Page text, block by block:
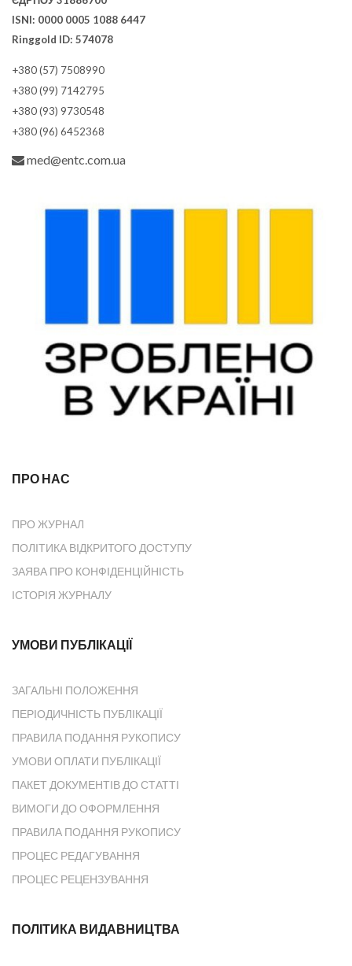
ISNI: 0000 0005 1088 6447
Ringgold ID: 574078
+380 (57) 7508990
+380 (99) 7142795
+380 (93) 9730548
+380 (96) 6452368
med@entc.com.ua
ПРО НАС
ПРО ЖУРНАЛ
ПОЛІТИКА ВІДКРИТОГО ДОСТУПУ
ЗАЯВА ПРО КОНФІДЕНЦІЙНІСТЬ
ІСТОРІЯ ЖУРНАЛУ
УМОВИ ПУБЛІКАЦІЇ
ЗАГАЛЬНІ ПОЛОЖЕННЯ
ПЕРІОДИЧНІСТЬ ПУБЛІКАЦІЇ
ПРАВИЛА ПОДАННЯ РУКОПИСУ
УМОВИ ОПЛАТИ ПУБЛІКАЦІЇ
ПАКЕТ ДОКУМЕНТІВ ДО СТАТТІ
ВИМОГИ ДО ОФОРМЛЕННЯ
ПРАВИЛА ПОДАННЯ РУКОПИСУ
ПРОЦЕС РЕДАГУВАННЯ
ПРОЦЕС РЕЦЕНЗУВАННЯ
ПОЛІТИКА ВИДАВНИЦТВА